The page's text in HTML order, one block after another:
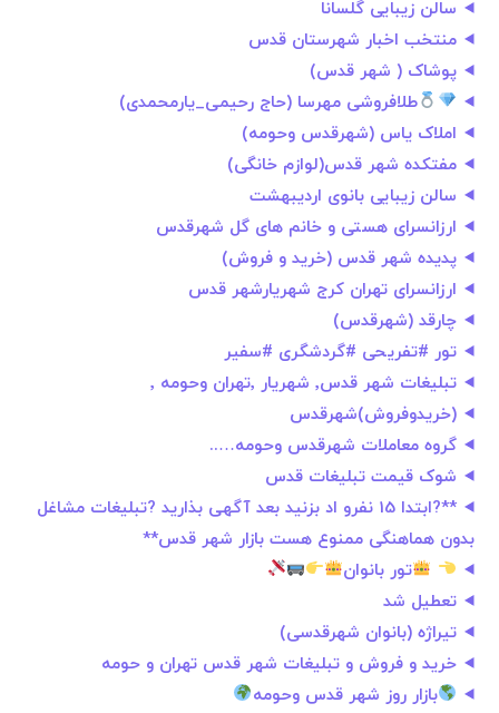
سالن زیبایی گلسانا
منتخب اخبار شهرستان قدس
پوشاک ( شهر قدس)
طلافروشی مهرسا (حاج رحیمی_یارمحمدی)
املاک یاس (شهرقدس وحومه)
مفتکده شهر قدس(لوازم خانگی)
سالن زیبایی بانوی اردیبهشت
ارزانسرای هستی و خانم های گل شهرقدس
پدیده شهر قدس (خرید و فروش)
ارزانسرای تهران کرج شهریارشهر قدس
چارقد (شهرقدس)
تور #تفریحی #گردشگری #سفیر
تبلیغات شهر قدس٬ شهریار ٬تهران وحومه ٬
(خریدوفروش)شهرقدس
گروه معاملات شهرقدس وحومه…..
شوک قیمت تبلیغات قدس
**?ابتدا 15 نفرو اد بزنید بعد آگهی بذارید ?تبلیغات مشاغل
بدون هماهنگی ممنوع هست بازار شهر قدس**
تور بانوان
تعطیل شد
تیراژه (بانوان شهرقدسی)
خرید و فروش و تبلیغات شهر قدس تهران و حومه
بازار روز شهر قدس وحومه